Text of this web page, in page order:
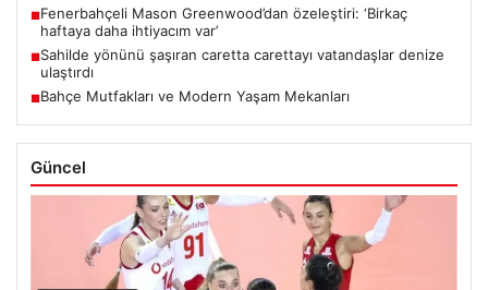
■Fenerbahçeli Mason Greenwood’dan özeleştiri: ‘Birkaç
haftaya daha ihtiyacım var’
■Sahilde yönünü şaşıran caretta carettayı vatandaşlar denize
ulaştırdı
■Bahçe Mutfakları ve Modern Yaşam Mekanları
Güncel